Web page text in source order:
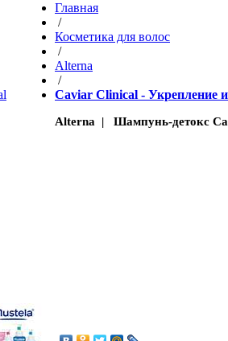
Главная
/
Косметика для волос
/
Altеrna
/
Caviar Clinical - Укрепление
Alterna | Шампунь-детокс